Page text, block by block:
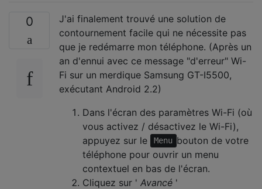
0
J'ai finalement trouvé une solution de
contournement facile qui ne nécessite pas
que je redémarre mon téléphone. (Après un
an d'ennui avec ce message "d'erreur" Wi-
Fi sur un merdique Samsung GT-I5500,
exécutant Android 2.2)
Dans l'écran des paramètres Wi-Fi (où
vous activez / désactivez le Wi-Fi),
appuyez sur le
Menu bouton de votre
téléphone pour ouvrir un menu
contextuel en bas de l'écran.
Cliquez sur ' Avancé '